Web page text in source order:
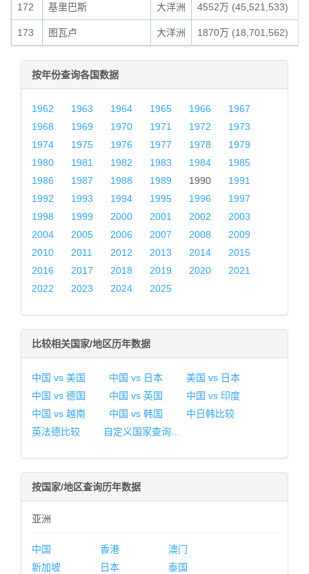
172 基里巴斯 大洋洲 4552万 (45,521,533)
173 图瓦卢 大洋洲 1870万 (18,701,562)
按年份查询各国数据
1962 1963 1964 1965 1966
1967
1968
1969 1970 1971 1972
1973
1974
1975 1976 1977 1978
1979
1980
1981 1982 1983 1984
1985
1986
1987 1988 1989 1990
1991
1992
1993 1994 1995 1996
1997
1998
1999 2000 2001 2002
2003
2004
2005 2006 2007 2008
2009
2010
2011 2012 2013 2014
2015
2016
2017 2018 2019 2020
2021
2022
2023 2024 2025
比较相关国家/地区历年数据
中国 vs 美国 中国 vs 日本
美国 vs 日本
中国 vs 德国
中国 vs 英国
中国 vs 印度
中国 vs 越南
中国 vs 韩国
中日韩比较
英法德比较
自定义国家查询...
按国家/地区查询历年数据
亚洲
中国 香港
澳门
新加坡
日本
泰国